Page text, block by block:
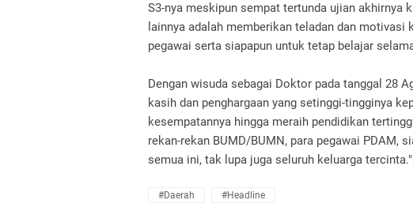
S3-nya meskipun sempat tertunda ujian akhirnya
lainnya adalah memberikan teladan dan motivasi
pegawai serta siapapun untuk tetap belajar
Dengan wisuda sebagai Doktor pada tanggal 28
kasih dan penghargaan yang setinggi-tingginya
kesempatannya hingga meraih pendidikan
rekan-rekan BUMD/BUMN, para pegawai PDAM,
semua ini, tak lupa juga seluruh keluarga
#daerah #headline